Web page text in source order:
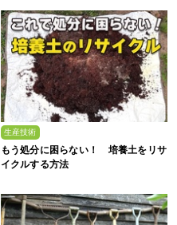
解説
生産技術
もう処分に困らない！ 培養土をリサ
イクルする方法